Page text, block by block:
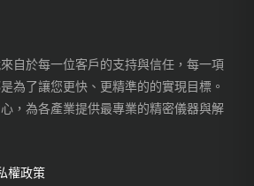
自於每一位客戶的支持與信任，每一項
為了讓您更快、更精準的的實現目標。
，為各產業提供最專業的精密儀器與解
權政策